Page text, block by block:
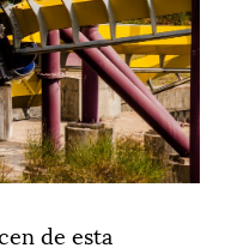
de esta